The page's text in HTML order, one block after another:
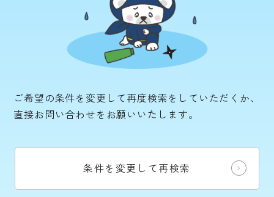
ご希望の条件を変更して再度検索をしていただくか、
直接お問い合わせをお願いいたします。
条件を変更して再検索